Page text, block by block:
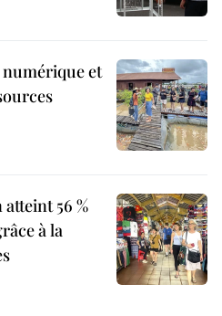
et
56 %
à la